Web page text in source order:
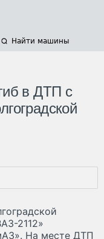
Найти машины
в ДТП с
2112»
На месте ДТП